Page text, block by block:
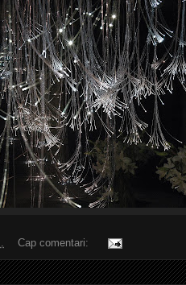
Cap comentari: